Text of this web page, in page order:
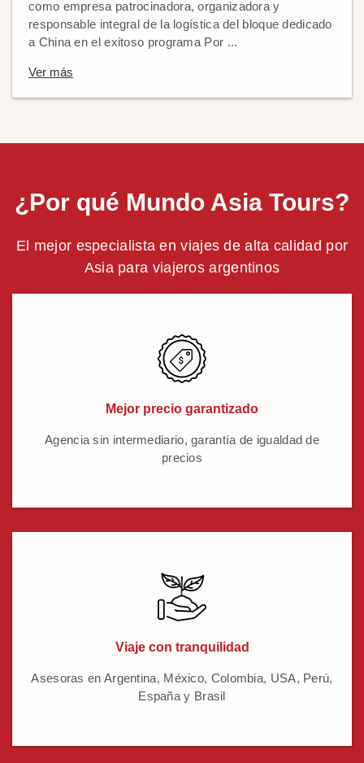
como empresa patrocinadora, organizadora y
responsable integral de la logística del bloque dedicado
a China en el exitoso programa Por ...
Ver más
¿Por qué Mundo Asia Tours?
El mejor especialista en viajes de alta calidad por
Asia para viajeros argentinos
Mejor precio garantizado
Agencia sin intermediario, garantía de igualdad de
precios
Viaje con tranquilidad
Asesoras en Argentina, México, Colombia, USA, Perú,
España y Brasil